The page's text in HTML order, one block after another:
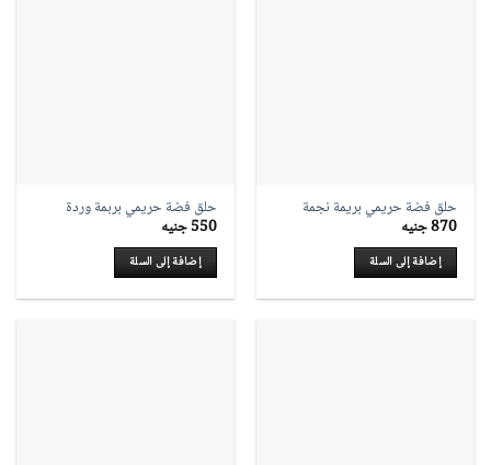
حلق فضة حريمي بريمة نجمة
870جنيه
إضافة إلى السلة
حلق فضة حريمي بربمة وردة
550جنيه
إضافة إلى السلة